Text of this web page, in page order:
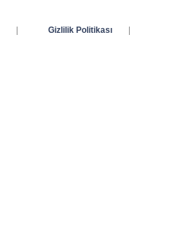
| Gizlilik Politikası
|